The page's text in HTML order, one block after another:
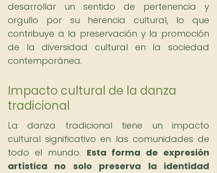
desarrollar un sentido de pertenencia y
orgullo por su herencia cultural, lo que
contribuye a la preservación y la promoción
de la diversidad cultural en la sociedad
contemporánea.
Impacto cultural de la danza
tradicional
La danza tradicional tiene un impacto
cultural significativo en las comunidades de
todo el mundo. Esta forma de expresión
artística no solo preserva la identidad